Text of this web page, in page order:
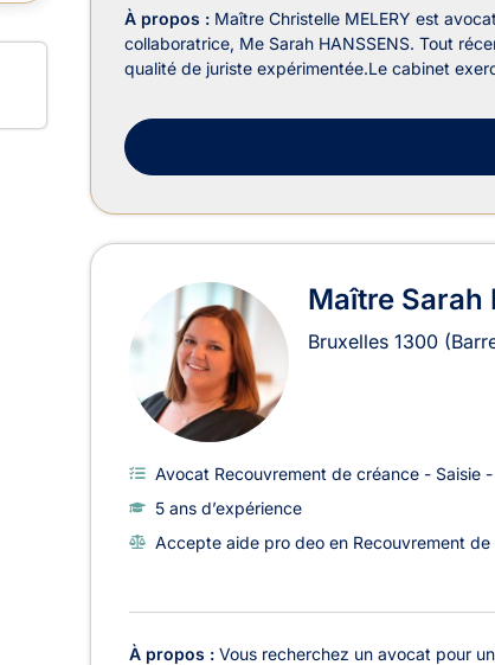
À propos : Maître Christelle MELERY est
collaboratrice, Me Sarah HANSSENS. Tout
qualité de juriste expérimentée.Le cabinet
Maître Sarah
Bruxelles 1300
Avocat Recouvrement de créance - Saisie
5 ans d’expérience
Accepte aide pro deo en Recouvrement
À propos : Vous recherchez un avocat pour